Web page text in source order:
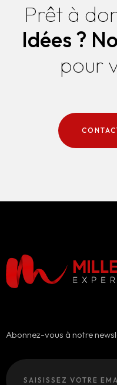
Prêt à
Idées ?
pour
Abonnez-vous à notre